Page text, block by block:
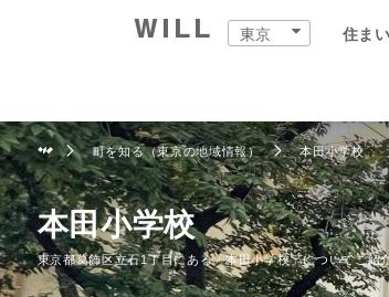
東京 住ま
住まいをさがす（東京） TOP
住まいを売る（東京） TOP
中古×リフォーム
中古×リフォーム（東京） TOP
東京の店舗一覧 TOP
ウィルグループの全スタッフ TOP
企業情報
企業情報 TOP
町を知る（東京の地域情報） 本田小学校
本田小学校
東京都葛飾区立石1丁目にある「本田小学校」についてご紹